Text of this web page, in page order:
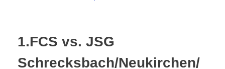
1.FCS vs. JSG
Schrecksbach/Neukirchen/